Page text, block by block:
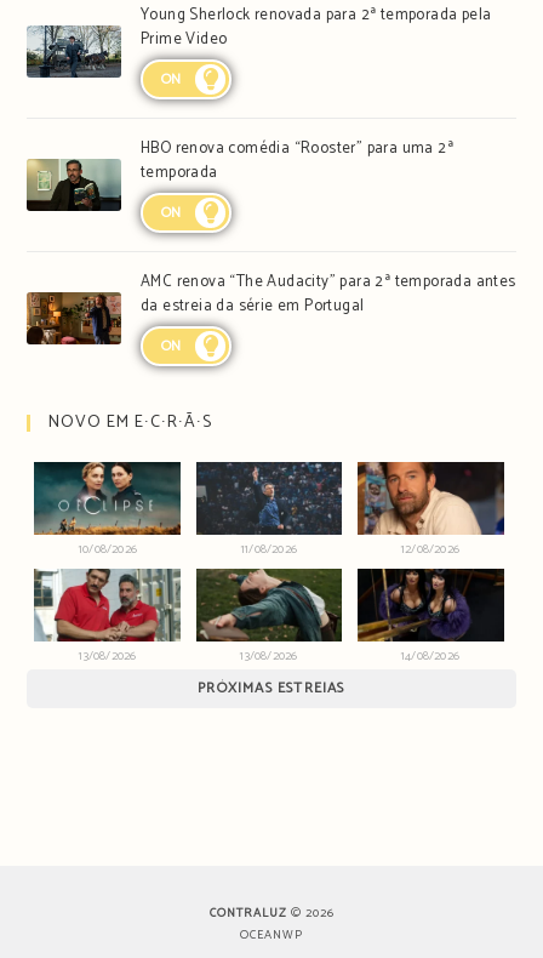
Young Sherlock renovada para 2ª temporada pela
Prime Video
ON
HBO renova comédia “Rooster” para uma 2ª
temporada
ON
AMC renova “The Audacity” para 2ª temporada antes
da estreia da série em Portugal
ON
NOVO EM E∙C∙R∙Ã∙S
10/08/2026 11/08/2026 12/08/2026
13/08/2026 13/08/2026 14/08/2026
PRÓXIMAS ESTREIAS
CONTRALUZ © 2026
OCEANWP